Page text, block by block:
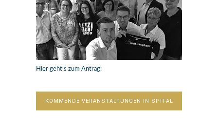
Hier geht’s zum Antrag:
KOMMENDE VERANSTALTUNGEN IN SPITAL